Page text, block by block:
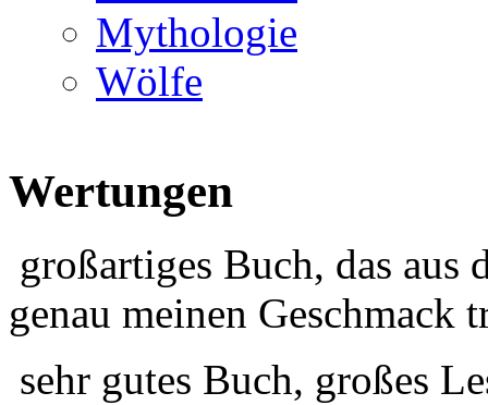
Mythologie
Wölfe
Wertungen
großartiges Buch, das aus
genau meinen Geschmack
sehr gutes Buch, großes